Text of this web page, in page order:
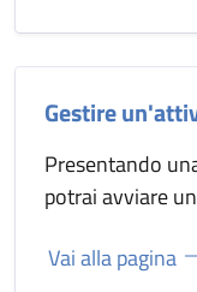
Gestire
Presentando
potrai avviare
Vai alla pagina